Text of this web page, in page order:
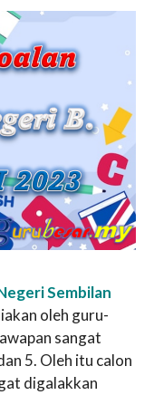
Sembilan
oleh guru-
sangat
5. Oleh itu calon
digalakkan